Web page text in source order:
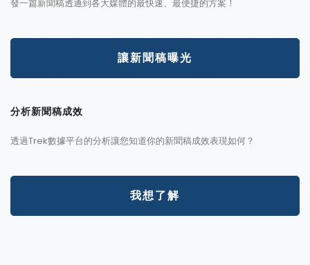
發一篇新聞稿透通到各大媒體的最快速、最便捷的方案！
讓新聞稿曝光
分析新聞稿成效
透過Trek數據平台的分析讓您知道你的新聞稿成效表現如何？
我想了解